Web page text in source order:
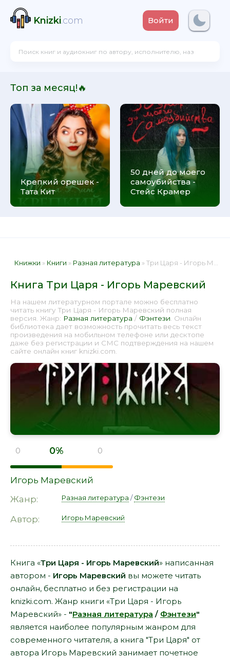
Knizki.com Войти
Топ за месяц!🔥
Крепкий орешек -
Тата Кит
50 дней до моего
самоубийства -
Стейс Крамер
Книжки » Книги » Разная литература » Три Царя - Игорь Маревский 📕 - Книга онлайн бесплатно
Книга Три Царя - Игорь Маревский
На нашем литературном портале можно бесплатно
читать книгу Три Царя - Игорь Маревский полная
версия. Жанр: Разная литература / Фэнтези . Онлайн
библиотека дает возможность прочитать весь текст
произведения на мобильном телефоне или десктопе
даже без регистрации и СМС подтверждения на нашем
сайте онлайн книг knizki.com.
0 0% 0
Игорь Маревский
Жанр:
Разная литература /Фэнтези
Автор: Игорь Маревский
Книга «Три Царя - Игорь Маревский» написанная
автором - Игорь Маревский вы можете читать
онлайн, бесплатно и без регистрации на
knizki.com. Жанр книги «Три Царя - Игорь
Маревский» - "Разная литература / Фэнтези"
является наиболее популярным жанром для
современного читателя, а книга "Три Царя" от
автора Игорь Маревский занимает почетное